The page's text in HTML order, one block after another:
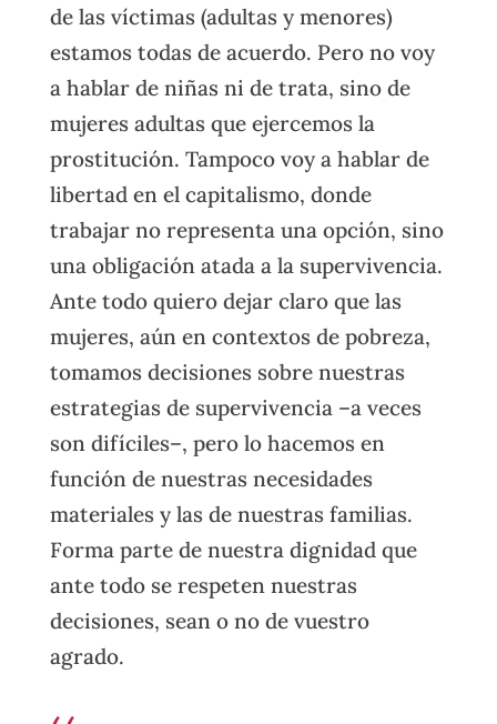
de las víctimas (adultas y menores)
estamos todas de acuerdo. Pero no voy
a hablar de niñas ni de trata, sino de
mujeres adultas que ejercemos la
prostitución. Tampoco voy a hablar de
libertad en el capitalismo, donde
trabajar no representa una opción, sino
una obligación atada a la supervivencia.
Ante todo quiero dejar claro que las
mujeres, aún en contextos de pobreza,
tomamos decisiones sobre nuestras
estrategias de supervivencia –a veces
son difíciles–, pero lo hacemos en
función de nuestras necesidades
materiales y las de nuestras familias.
Forma parte de nuestra dignidad que
ante todo se respeten nuestras
decisiones, sean o no de vuestro
agrado.